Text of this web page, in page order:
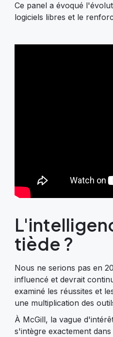
Ce panel a évoqué
logiciels libres et le
tiède ?
Nous ne serions pas en
influencé et devrait
examiné les réussites et
une multiplication des
À McGill, la vague
s'intègre exactement